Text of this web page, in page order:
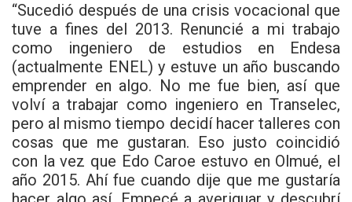
“Sucedió después de una crisis vocacional que
tuve a fines del 2013. Renuncié a mi trabajo
como ingeniero de estudios en Endesa
(actualmente ENEL) y estuve un año buscando
emprender en algo. No me fue bien, así que
volví a trabajar como ingeniero en Transelec,
pero al mismo tiempo decidí hacer talleres con
cosas que me gustaran. Eso justo coincidió
con la vez que Edo Caroe estuvo en Olmué, el
año 2015. Ahí fue cuando dije que me gustaría